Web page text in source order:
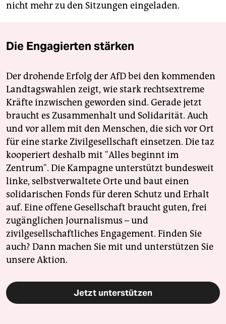
nicht mehr zu den Sitzungen eingeladen.
Die Engagierten stärken
Der drohende Erfolg der AfD bei den kommenden
Landtagswahlen zeigt, wie stark rechtsextreme
Kräfte inzwischen geworden sind. Gerade jetzt
braucht es Zusammenhalt und Solidarität. Auch
und vor allem mit den Menschen, die sich vor Ort
für eine starke Zivilgesellschaft einsetzen. Die taz
kooperiert deshalb mit "Alles beginnt im
Zentrum". Die Kampagne unterstützt bundesweit
linke, selbstverwaltete Orte und baut einen
solidarischen Fonds für deren Schutz und Erhalt
auf. Eine offene Gesellschaft braucht guten, frei
zugänglichen Journalismus – und
zivilgesellschaftliches Engagement. Finden Sie
auch? Dann machen Sie mit und unterstützen Sie
unsere Aktion.
Jetzt unterstützen